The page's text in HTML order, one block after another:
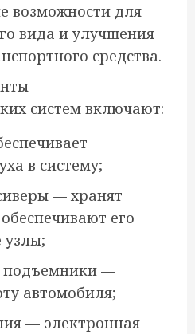
возможности для
вида и улучшения
средства.
систем включают:
в систему;
— хранят
его
узлы;
подъемники —
автомобиля;
— электронная